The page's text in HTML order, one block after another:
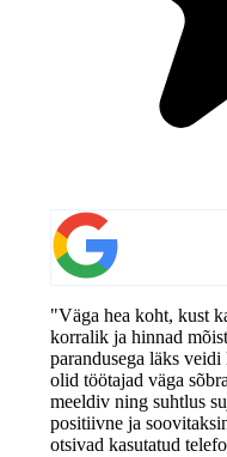
"Väga hea koht, kust
korralik ja hinnad
parandusega läks veidi
olid töötajad väga
meeldiv ning suhtlus
positiivne ja
otsivad kasutatud